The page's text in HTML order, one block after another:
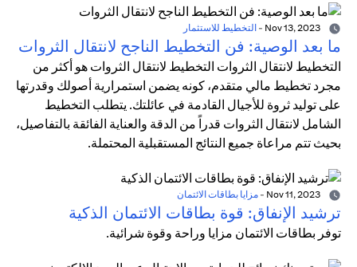
- التخطيط للاستثمار
ما بعد الوصية: فن التخطيط الناجح لانتقال الثروات
التخطيط لانتقال الثروات التخطيط لانتقال الثروات هو أكثر من
مجرد تخطيط مالي متقدم، كونه يضمن استمرارية أصولك وقدرتها
على توليد ثروة للأجيال القادمة في عائلتك. يتطلب التخطيط
الشامل لانتقال الثروات قدراً من الدقة والعناية الفائقة بالتفاصيل،
بحيث تتم مراعاة جميع النتائج المستقبلية المحتملة.
- مزايا بطاقات الائتمان
ترشيد الإنفاق: قوة بطاقات الائتمان الذكية
توفر بطاقات الائتمان مزايا وراحة وقوة شرائية.